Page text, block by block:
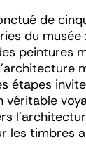
de
du musée
peintures
étapes
véritable
les timbres